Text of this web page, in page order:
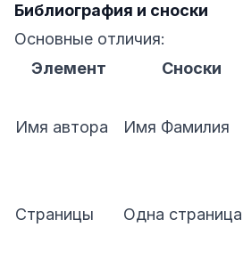
Библиография и сноски
Основные отличия:
Элемент
Сноски
Имя автора Имя Фамилия
Страницы Одна страница